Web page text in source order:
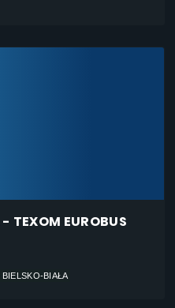
TEXOM EUROBUS
BIAŁA